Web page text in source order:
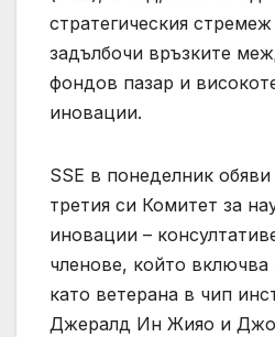
стратегическия
задълбочи връзките
фондов пазар и
иновации.
SSE в понеделник
третия си Комитет за
иновации –
членове, който
като ветерана в чип
Джералд Ин Жияо и